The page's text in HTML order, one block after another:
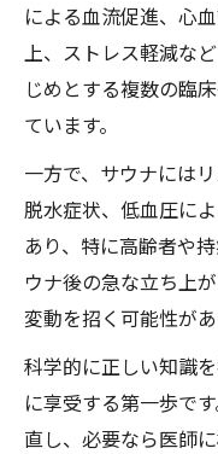
による血流促進、心
上、ストレス軽減な
じめとする複数の臨
ています。
一方で、サウナには
脱水症状、低血圧に
あり、特に高齢者や
ウナ後の急な立ち上
変動を招く可能性が
科学的に正しい知識
に享受する第一歩で
直し、必要なら医師